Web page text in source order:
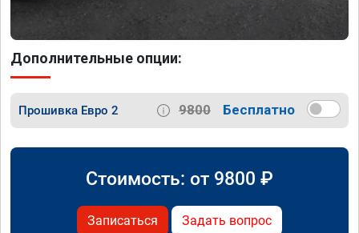
Дополнительные опции:
Прошивка Евро 2 9800 Бесплатно
Стоимость: от 9800 ₽
Записаться Задать вопрос